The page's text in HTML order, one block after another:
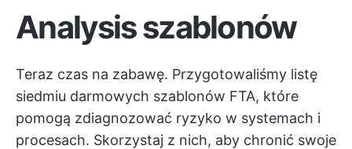
Analysis szablonów
Teraz czas na zabawę. Przygotowaliśmy listę
siedmiu darmowych szablonów FTA, które
pomogą zdiagnozować ryzyko w systemach i
procesach. Skorzystaj z nich, aby chronić swoje